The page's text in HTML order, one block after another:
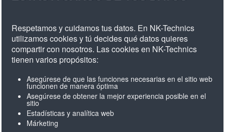
CATEGORÍAS
Correas Dentadas De Poliuretano
Respetamos y cuidamos tus datos. En NK-Technics
utilizamos cookies y tú decides qué datos quieres
compartir con nosotros. Las cookies en NK-Technics
tienen varios propósitos:
Asegúrese de que las funciones necesarias en el sitio web
funcionen de manera óptima
Asegúrese de obtener la mejor experiencia posible en el
sitio
Estadísticas y analítica web
Márketing